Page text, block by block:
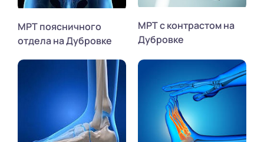
МРТ поясничного
отдела на Дубровке
МРТ с контрастом на
Дубровке